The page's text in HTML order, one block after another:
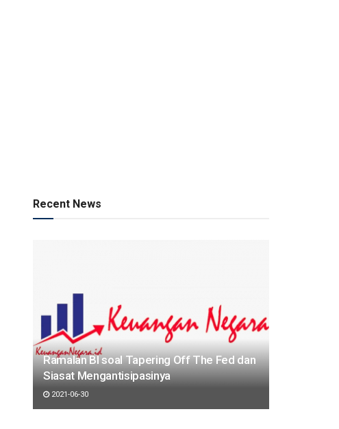
Recent News
Ramalan BI soal Tapering Off The Fed dan
Siasat Mengantisipasinya
2021-06-30